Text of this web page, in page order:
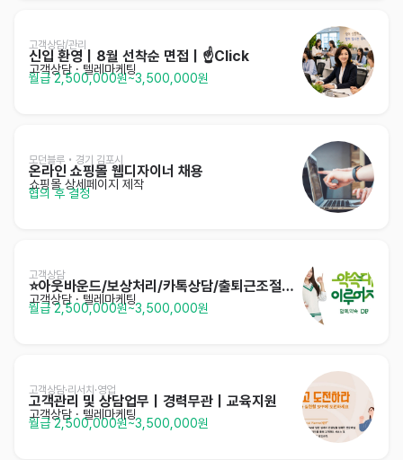
고객상담/관리
신입 환영｜8월 선착순 면접｜☝️Click
고객상담 · 텔레마케팅
월급 2,500,000원~3,500,000원
모던블루 • 경기 김포시
온라인 쇼핑몰 웹디자이너 채용
쇼핑몰 상세페이지 제작
협의 후 결정
고객상담
⭐️아웃바운드/보상처리/카톡상담/출퇴근조절가능/주부⭐️
고객상담 · 텔레마케팅
월급 2,500,000원~3,500,000원
고객상담·리서치·영업
고객관리 및 상담업무｜경력무관｜교육지원
고객상담 · 텔레마케팅
월급 2,500,000원~3,500,000원